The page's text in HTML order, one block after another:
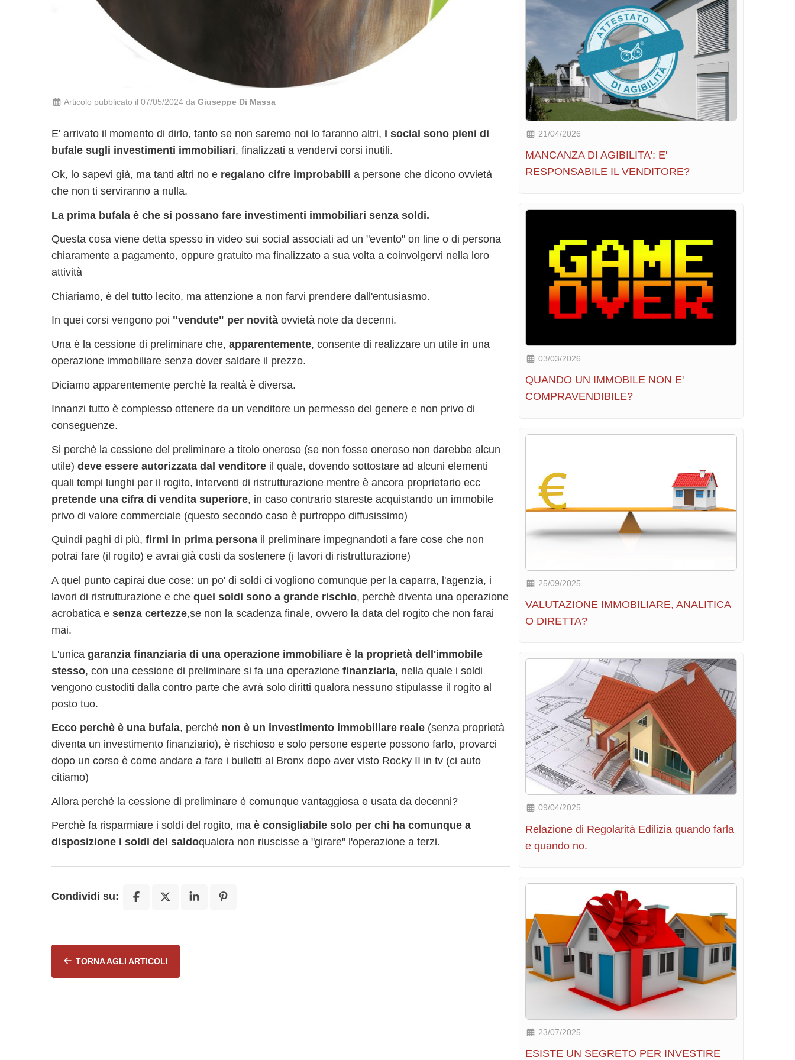
Articolo pubblicato il 07/05/2024 da Giuseppe Di Massa
E' arrivato il momento di dirlo, tanto se non saremo noi lo faranno altri, i social sono pieni di
bufale sugli investimenti immobiliari, finalizzati a vendervi corsi inutili.
Ok, lo sapevi già, ma tanti altri no e regalano cifre improbabili a persone che dicono ovvietà
che non ti serviranno a nulla.
La prima bufala è che si possano fare investimenti immobiliari senza soldi.
Questa cosa viene detta spesso in video sui social associati ad un "evento" on line o di persona
chiaramente a pagamento, oppure gratuito ma finalizzato a sua volta a coinvolgervi nella loro
attività
Chiariamo, è del tutto lecito, ma attenzione a non farvi prendere dall'entusiasmo.
In quei corsi vengono poi "vendute" per novità ovvietà note da decenni.
Una è la cessione di preliminare che, apparentemente, consente di realizzare un utile in una
operazione immobiliare senza dover saldare il prezzo.
Diciamo apparentemente perchè la realtà è diversa.
Innanzi tutto è complesso ottenere da un venditore un permesso del genere e non privo di
conseguenze.
Si perchè la cessione del preliminare a titolo oneroso (se non fosse oneroso non darebbe alcun
utile) deve essere autorizzata dal venditore il quale, dovendo sottostare ad alcuni elementi
quali tempi lunghi per il rogito, interventi di ristrutturazione mentre è ancora proprietario ecc
pretende una cifra di vendita superiore, in caso contrario stareste acquistando un immobile
privo di valore commerciale (questo secondo caso è purtroppo diffusissimo)
Quindi paghi di più, firmi in prima persona il preliminare impegnandoti a fare cose che non
potrai fare (il rogito) e avrai già costi da sostenere (i lavori di ristrutturazione)
A quel punto capirai due cose: un po' di soldi ci vogliono comunque per la caparra, l'agenzia, i
lavori di ristrutturazione e che quei soldi sono a grande rischio, perchè diventa una operazione
acrobatica e senza certezze,se non la scadenza finale, ovvero la data del rogito che non farai
mai.
L'unica garanzia finanziaria di una operazione immobiliare è la proprietà dell'immobile
stesso, con una cessione di preliminare si fa una operazione finanziaria, nella quale i soldi
vengono custoditi dalla contro parte che avrà solo diritti qualora nessuno stipulasse il rogito al
posto tuo.
Ecco perchè è una bufala, perchè non è un investimento immobiliare reale (senza proprietà
diventa un investimento finanziario), è rischioso e solo persone esperte possono farlo, provarci
dopo un corso è come andare a fare i bulletti al Bronx dopo aver visto Rocky II in tv (ci auto
citiamo)
Allora perchè la cessione di preliminare è comunque vantaggiosa e usata da decenni?
Perchè fa risparmiare i soldi del rogito, ma è consigliabile solo per chi ha comunque a
disposizione i soldi del saldoqualora non riuscisse a "girare" l'operazione a terzi.
Condividi su:
TORNA AGLI ARTICOLI
21/04/2026
MANCANZA DI AGIBILITA': E'
RESPONSABILE IL VENDITORE?
03/03/2026
QUANDO UN IMMOBILE NON E'
COMPRAVENDIBILE?
25/09/2025
VALUTAZIONE IMMOBILIARE, ANALITICA
O DIRETTA?
09/04/2025
Relazione di Regolarità Edilizia quando farla
e quando no.
23/07/2025
ESISTE UN SEGRETO PER INVESTIRE